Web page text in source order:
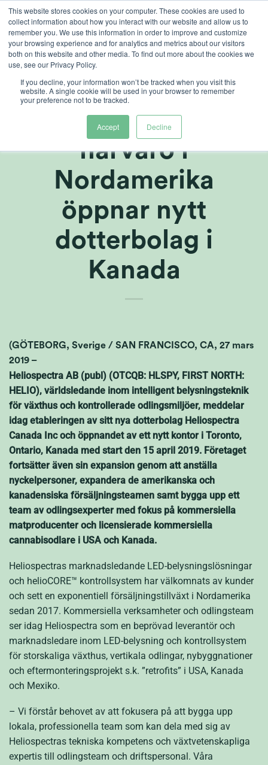
This website stores cookies on your computer. These cookies are used to
collect information about how you interact with our website and allow us to
remember you. We use this information in order to improve and customize
your browsing experience and for analytics and metrics about our visitors
both on this website and other media. To find out more about the cookies we
use, see our Privacy Policy.
If you decline, your information won’t be tracked when you visit this
website. A single cookie will be used in your browser to remember
your preference not to be tracked.
Accept Decline
Ga
naar
inhoud
Heliospectra AB
utökar sin
närvaro i
Nordamerika
öppnar nytt
dotterbolag i
Kanada
(GÖTEBORG, Sverige / SAN FRANCISCO, CA, 27 mars
2019 –
Heliospectra AB (publ) (OTCQB: HLSPY, FIRST NORTH:
HELIO), världsledande inom intelligent belysningsteknik
för växthus och kontrollerade odlingsmiljöer, meddelar
idag etableringen av sitt nya dotterbolag Heliospectra
Canada Inc och öppnandet av ett nytt kontor i Toronto,
Ontario, Kanada med start den 15 april 2019. Företaget
fortsätter även sin expansion genom att anställa
nyckelpersoner, expandera de amerikanska och
kanadensiska försäljningsteamen samt bygga upp ett
team av odlingsexperter med fokus på kommersiella
matproducenter och licensierade kommersiella
cannabisodlare i USA och Kanada.
Heliospectras marknadsledande LED-belysningslösningar
och helioCORE™ kontrollsystem har välkomnats av kunder
och sett en exponentiell försäljningstillväxt i Nordamerika
sedan 2017. Kommersiella verksamheter och odlingsteam
ser idag Heliospectra som en beprövad leverantör och
marknadsledare inom LED-belysning och kontrollsystem
för storskaliga växthus, vertikala odlingar, nybyggnationer
och eftermonteringsprojekt s.k. ”retrofits” i USA, Kanada
och Mexiko.
– Vi förstår behovet av att fokusera på att bygga upp
lokala, professionella team som kan dela med sig av
Heliospectras tekniska kompetens och växtvetenskapliga
expertis till odlingsteam och driftspersonal. Våra